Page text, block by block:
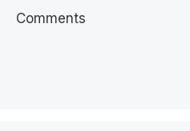
Comments